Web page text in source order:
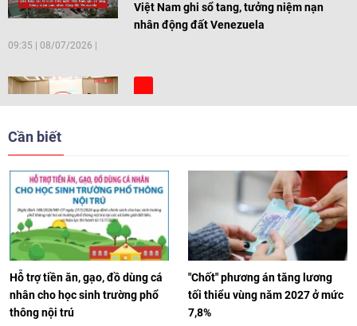
Việt Nam ghi sổ tang, tưởng niệm nạn
nhân động đất Venezuela
09:35 08/07/2026
[Video] Trẻ em Đông Á cùng kiến tạo
[Video] Âm nhạc flamenco gắn kết văn
hoá Việt Nam - Tây Ban Nha
11:10 17/06/2026
[Video] Trao tặng Kỷ niệm chương "Vì
Cần biết
Hỗ trợ tiền ăn, gạo, đồ dùng cá
nhân cho học sinh trường phổ
thông nội trú
"Chốt" phương án tăng lương
tối thiểu vùng năm 2027 ở mức
7,8%